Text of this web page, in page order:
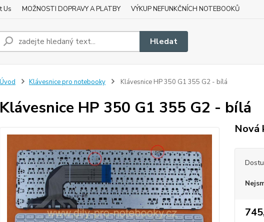
Us MOŽNOSTI DOPRAVY A PLATBY VÝKUP NEFUNKČNÍCH NOTEBOOKŮ
Hledat
Úvod Klávesnice pro notebooky Klávesnice HP 350 G1 355 G2 - bílá
Klávesnice HP 350 G1 355 G2 - bílá
Nová